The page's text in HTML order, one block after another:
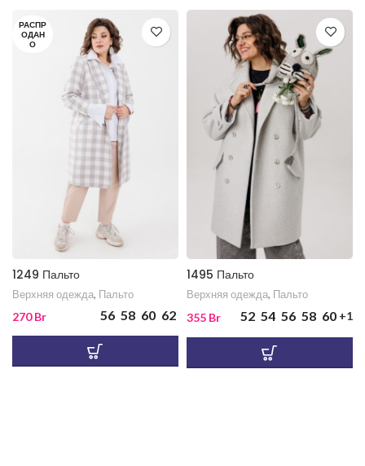
РАСПР
ОДАН
О
1249 Пальто
Верхняя одежда, Пальто
270Br 56 58 60 62
1495 Пальто
Верхняя одежда, Пальто
355 Br 52 54 56 58 60 +1